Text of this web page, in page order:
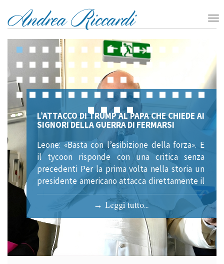
L’ATTACCO DI TRUMP AL PAPA CHE CHIEDE AI
SIGNORI DELLA GUERRA DI FERMARSI
Leone: «Basta con l’esibizione della forza». E
il tycoon risponde con una critica senza
precedenti Per la prima volta nella storia un
presidente americano attacca direttamente il
Papa: «L’atteggiamento di Leone, troppo
debole, sul fronte della criminalità e su quello
delle armi nucleari, non mi va affatto a
genio». Ha aggiunto: «Leone dovrebbe essermi
grato… Se io non […]
→ Leggi tutto...